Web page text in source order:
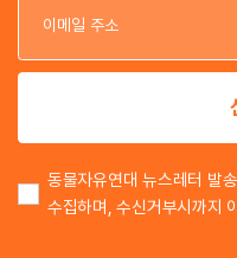
동물자유연대 뉴스레터 발
수집하며, 수신거부시까지